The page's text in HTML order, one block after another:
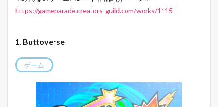
https://gameparade.creators-guild.com/works/1115
1. Buttoverse
ゲーム